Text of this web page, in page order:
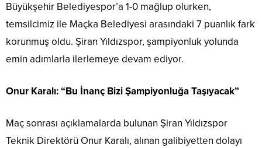
Büyükşehir Belediyespor’a 1-0 mağlup olurken,
temsilcimiz ile Maçka Belediyesi arasındaki 7 puanlık fark
korunmuş oldu. Şiran Yıldızspor, şampiyonluk yolunda
emin adımlarla ilerlemeye devam ediyor.
Onur Karalı: “Bu İnanç Bizi Şampiyonluğa Taşıyacak”
Maç sonrası açıklamalarda bulunan Şiran Yıldızspor
Teknik Direktörü Onur Karalı, alınan galibiyetten dolayı